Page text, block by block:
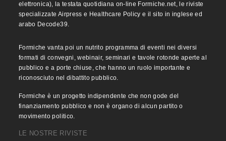
elettronica), la testata quotidiana on-line Formiche.net, le riviste
specializzate Airpress e Healthcare Policy e il sito in inglese ed
arabo Decode39.
Formiche vanta poi un nutrito programma di eventi nei diversi
formati di convegni, webinair, seminari e tavole rotonde aperte al
pubblico e a porte chiuse, che hanno un ruolo importante e
riconosciuto nel dibattito pubblico.
Formiche è un progetto indipendente che non gode del
finanziamento pubblico e non è organo di alcun partito o
movimento politico.
LE NOSTRE RIVISTE